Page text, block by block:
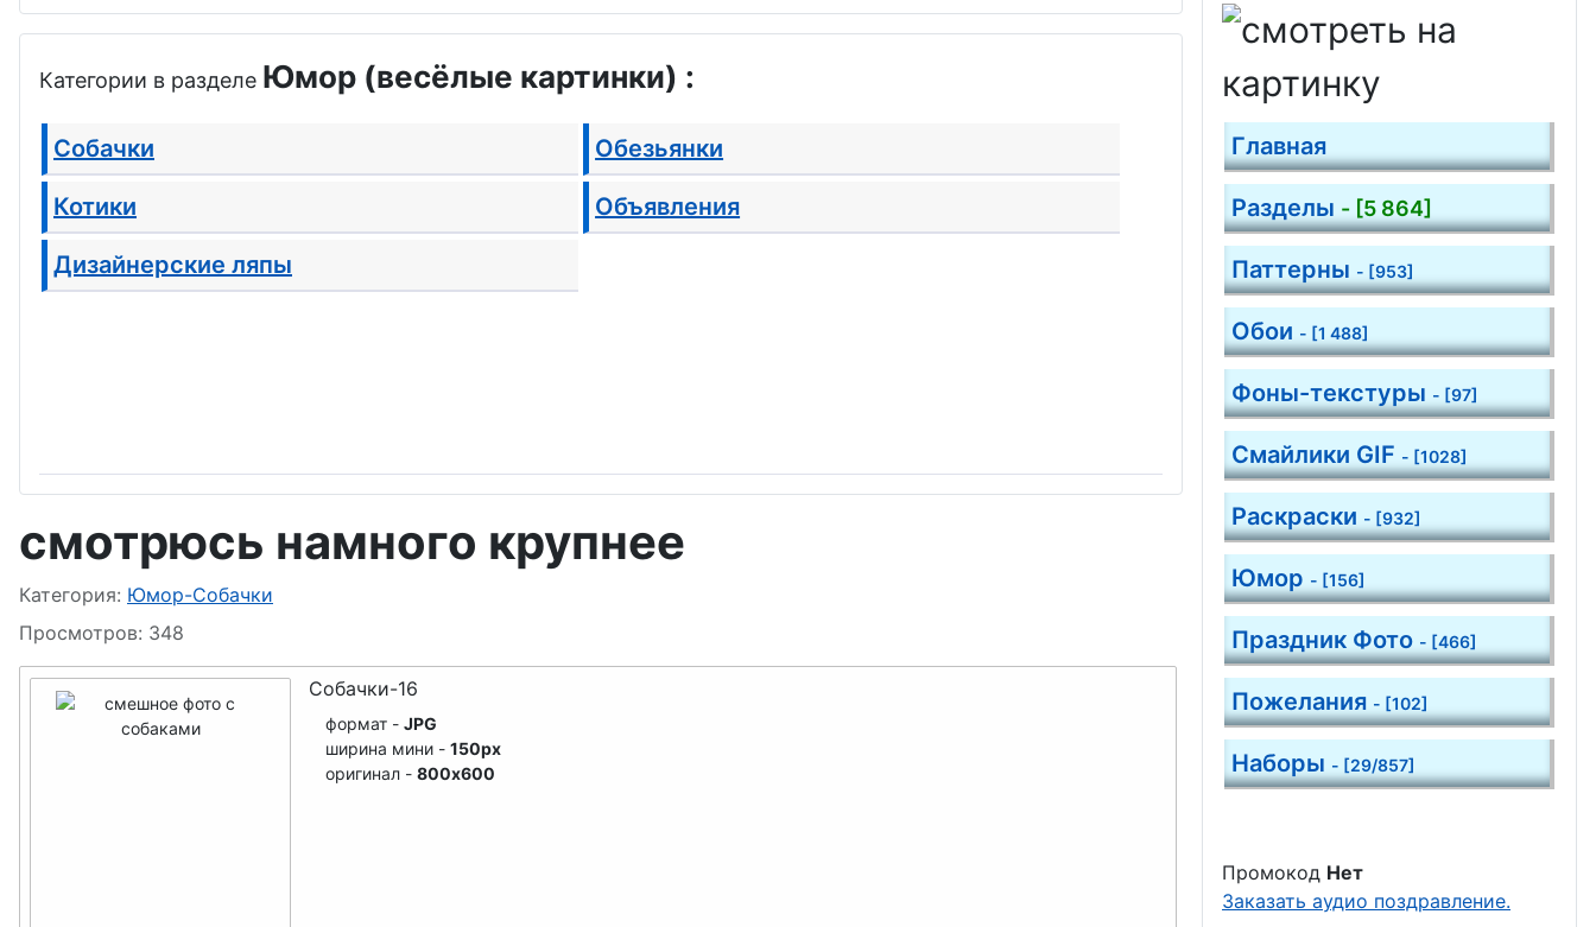
Категории в разделе Юмор (весёлые картинки) :
Собачки
Котики
Дизайнерские ляпы
Обезьянки
Объявления
смотрюсь намного крупнее
Информация о материале
Категория: Юмор-Собачки
Просмотров: 348
Собачки-16
формат - JPG
ширина мини - 150px
оригинал - 800x600
Главная
Разделы - [5 864]
Паттерны - [953]
Обои - [1 488]
Фоны-текстуры - [97]
Смайлики GIF - [1028]
Раскраски - [932]
Юмор - [156]
Праздник Фото - [466]
Пожелания - [102]
Наборы - [29/857]
Промокод Нет
Заказать аудио поздравление.